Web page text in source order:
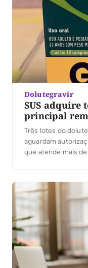
Dolutegravir
SUS adquire
principal
Três lotes do
aguardam
que atende mais